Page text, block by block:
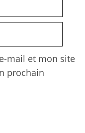
mail et mon site
prochain